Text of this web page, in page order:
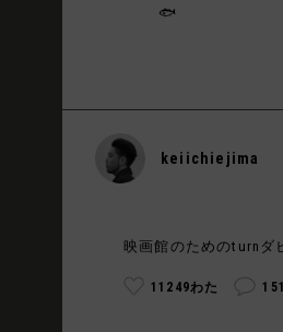
🐟️
keiichiejima
映画館のためのturnダ
11249わた